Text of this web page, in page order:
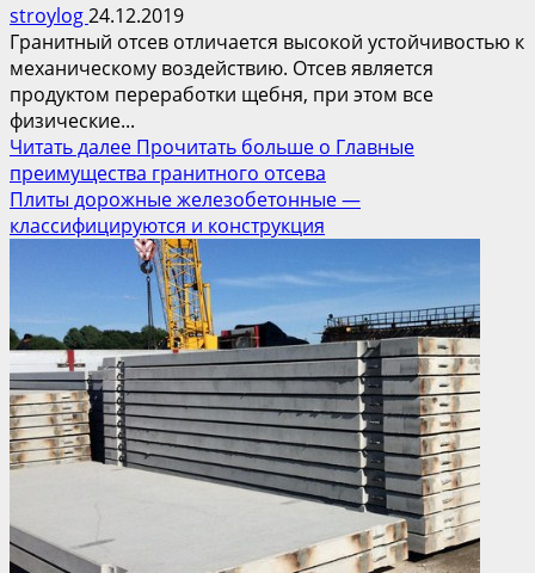
stroylog24.12.2019
Гранитный отсев отличается высокой устойчивостью к
механическому воздействию. Отсев является
продуктом переработки щебня, при этом все
физические...
Читать далее Прочитать больше о Главные
преимущества гранитного отсева
Плиты дорожные железобетонные —
классифицируются и конструкция